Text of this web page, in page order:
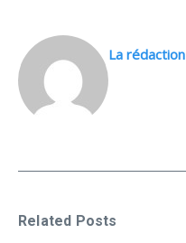
La rédaction
Related Posts